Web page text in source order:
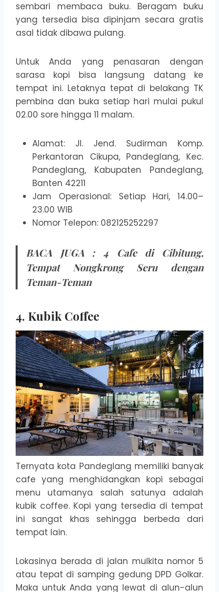
sembari membaca buku. Beragam buku
yang tersedia bisa dipinjam secara gratis
asal tidak dibawa pulang.
Untuk Anda yang penasaran dengan
sarasa kopi bisa langsung datang ke
tempat ini. Letaknya tepat di belakang TK
pembina dan buka setiap hari mulai pukul
02.00 sore hingga 11 malam.
Alamat: Jl. Jend. Sudirman Komp.
Perkantoran Cikupa, Pandeglang, Kec.
Pandeglang, Kabupaten Pandeglang,
Banten 42211
Jam Operasional: Setiap Hari, 14.00–
23.00 WIB
Nomor Telepon: 082125252297
BACA JUGA : 4 Cafe di Cibitung,
Tempat Nongkrong Seru dengan
Teman-Teman
4. Kubik Coffee
Ternyata kota Pandeglang memiliki banyak
cafe yang menghidangkan kopi sebagai
menu utamanya salah satunya adalah
kubik coffee. Kopi yang tersedia di tempat
ini sangat khas sehingga berbeda dari
tempat lain.
Lokasinya berada di jalan mulkita nomor 5
atau tepat di samping gedung DPD Golkar.
Maka untuk Anda yang lewat di alun-alun